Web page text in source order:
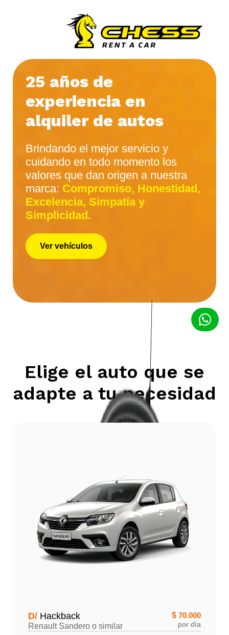
25 años de
experiencia en
alquiler de autos
Brindando el mejor servicio y
cuidando en todo momento los
valores que dan origen a nuestra
marca: Compromiso, Honestidad,
Excelencia, Simpatía y
Simplicidad.
Ver vehículos
Elige el auto que se
adapte a tu necesidad
D/ Hackback
Renault Sandero o similar
$ 70.000
por día